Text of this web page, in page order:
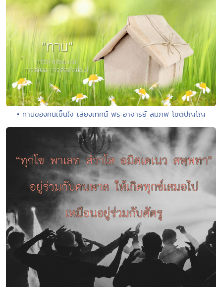
• ทานของคนเข็นใจ เสียงเทศน์ พระอาจารย์ สมภพ โชติปัญโญ